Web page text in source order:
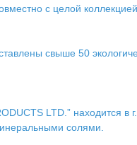
с целой
свыше 50
LTD.” находится
солями.